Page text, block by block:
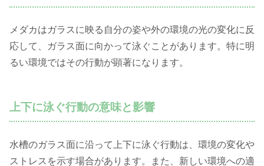
メダカはガラスに映る自分の姿や外の環境の光の変化に反
応して、ガラス面に向かって泳ぐことがあります。特に明
るい環境ではその行動が顕著になります。
上下に泳ぐ行動の意味と影響
水槽のガラス面に沿って上下に泳ぐ行動は、環境の変化や
ストレスを示す場合があります。また、新しい環境への適